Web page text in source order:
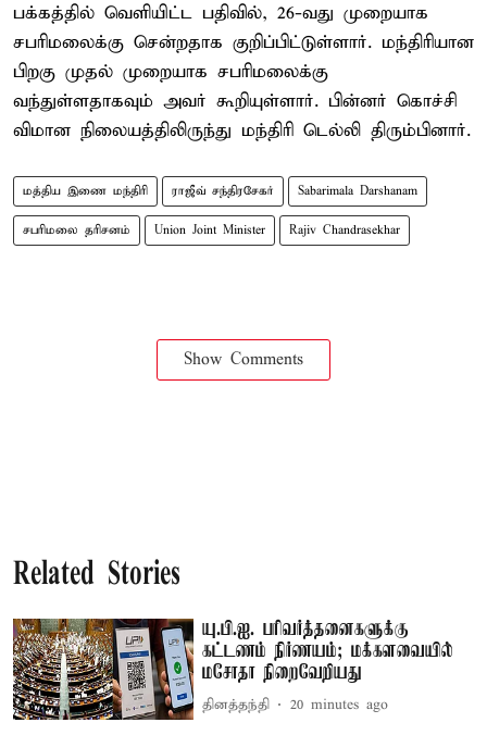
பக்கத்தில் வெளியிட்ட பதிவில், 26-வது முறையாக
சபரிமலைக்கு சென்றதாக குறிப்பிட்டுள்ளார். மந்திரியான
பிறகு முதல் முறையாக சபரிமலைக்கு
வந்துள்ளதாகவும் அவர் கூறியுள்ளார். பின்னர் கொச்சி
விமான நிலையத்திலிருந்து மந்திரி டெல்லி திரும்பினார்.
மத்திய இணை மந்திரி ராஜீவ் சந்திரசேகர் Sabarimala Darshanam
சபரிமலை தரிசனம் Union Joint Minister Rajiv Chandrasekhar
Show Comments
Related Stories
யு.பி.ஐ. பரிவர்த்தனைகளுக்கு
கட்டணம் நிர்ணயம்; மக்களவையில்
மசோதா நிறைவேறியது
தினத்தந்தி 20 minutes ago